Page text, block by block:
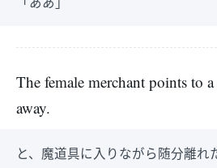
The female merchant points to
away.
と、魔道具に入りながら随分離れ